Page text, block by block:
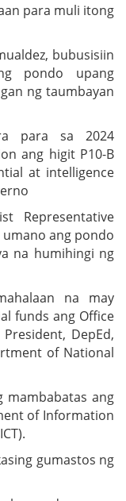
para muli itong
bubusisiin
pondo upang
ng taumbayan
para sa 2024
ang higit P10-B
at intelligence
Representative
ang pondo
na humihingi ng
na may
funds ang Office
DepEd,
of National
mambabatas ang
of Information
gumastos ng